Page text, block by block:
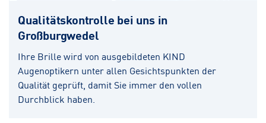
Qualitätskontrolle bei uns in
Großburgwedel
Ihre Brille wird von ausgebildeten KIND
Augenoptikern unter allen Gesichtspunkten der
Qualität geprüft, damit Sie immer den vollen
Durchblick haben.